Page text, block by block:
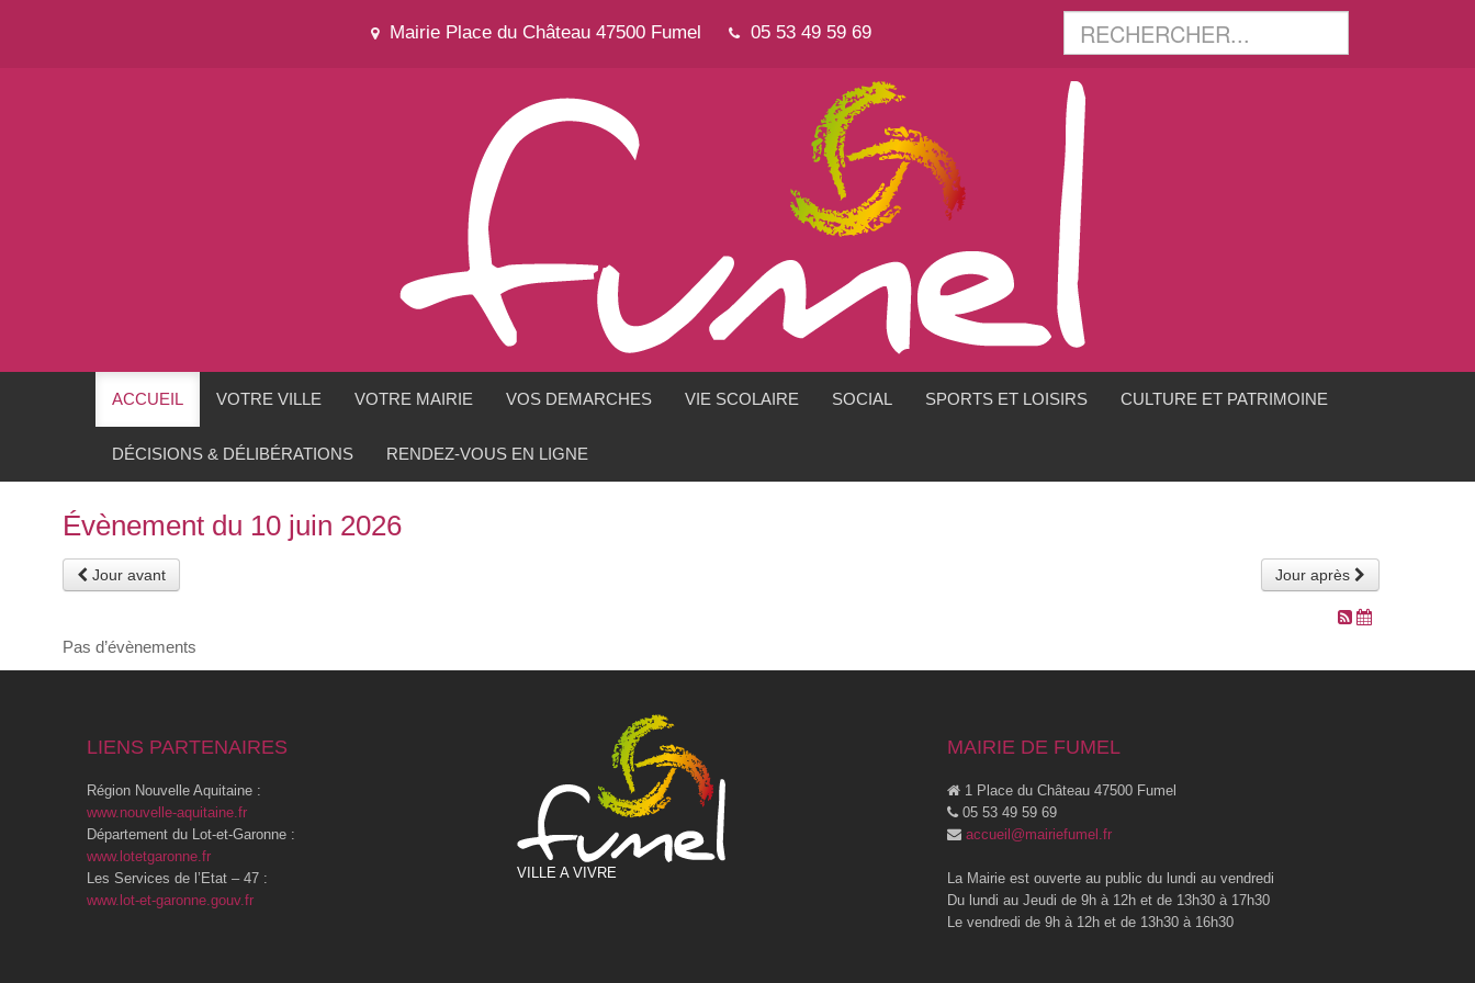
Mairie Place du Château 47500 Fumel 05 53 49 59 69
ACCUEIL VOTRE VILLE VOTRE MAIRIE VOS DEMARCHES VIE SCOLAIRE SOCIAL SPORTS ET LOISIRS CULTURE ET PATRIMOINE
DÉCISIONS & DÉLIBÉRATIONS RENDEZ-VOUS EN LIGNE
Évènement du 10 juin 2026
Jour avant Jour après
Pas d’évènements
LIENS PARTENAIRES
Région Nouvelle Aquitaine :
www.nouvelle-aquitaine.fr
Département du Lot-et-Garonne :
www.lotetgaronne.fr
Les Services de l’Etat – 47 :
www.lot-et-garonne.gouv.fr
VILLE A VIVRE
MAIRIE DE FUMEL
1 Place du Château 47500 Fumel
05 53 49 59 69
accueil@mairiefumel.fr
La Mairie est ouverte au public du lundi au vendredi
Du lundi au Jeudi de 9h à 12h et de 13h30 à 17h30
Le vendredi de 9h à 12h et de 13h30 à 16h30